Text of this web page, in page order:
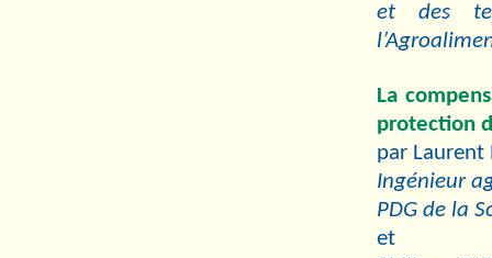
et des
La
protection
par Laurent
Ingénieur
PDG de la
et